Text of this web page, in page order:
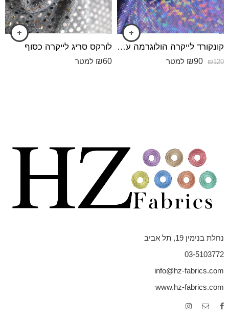
קונקורד לייקרה הולוגרמה עבה הולוגרמה סגול
₪120
₪90 למטר
לורקס סריג לייקרה כסוף
₪60 למטר
נחלת בנימין 19, תל אביב
03-5103772
info@hz-fabrics.com
www.hz-fabrics.com